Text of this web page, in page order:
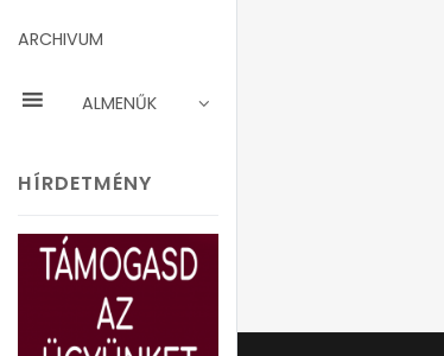
ARCHIVUM
ALMENŰK
HÍRDETMÉNY